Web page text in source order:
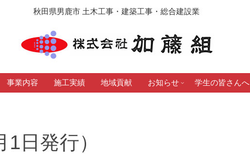
秋田県男鹿市 土木工事・建築工事・総合建設業
事業内容 施工実績 地域貢献 お知らせ 学生の皆さんへ
日発行）